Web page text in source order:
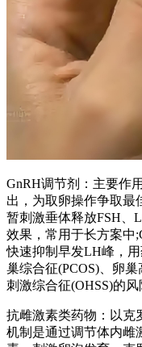
GnRH调节剂：主要作
出，为取卵操作争取最
暂刺激垂体释放FSH、
效果，常用于长方案中
快速抑制早发LH峰，
巢综合征(PCOS)、卵
刺激综合征(OHSS)的风
抗雌激素类药物：以克
机制是通过调节体内雌